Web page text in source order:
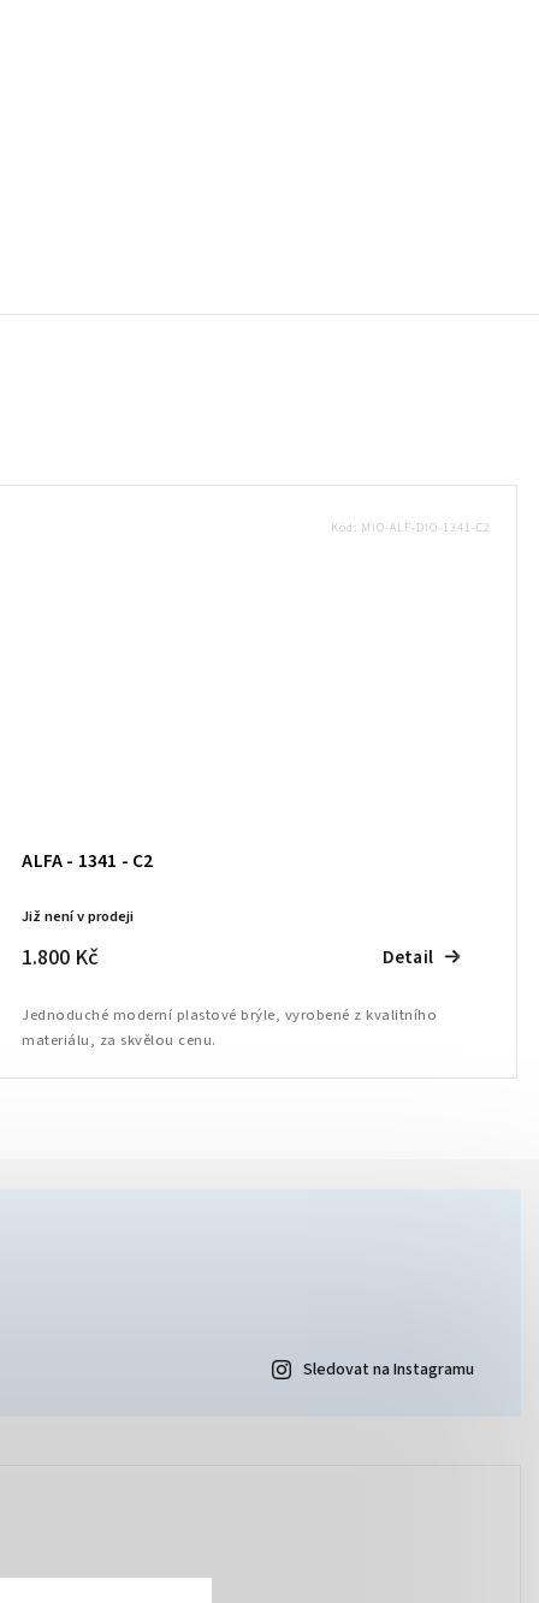
ALFA - 1341 - C2
Již není v prodeji
1.800 Kč Detail
Jednoduché moderní plastové brýle, vyrobené z kvalitního
Kód: MIO-ALF-DIO-1341-C2
Sledovat na Instagramu